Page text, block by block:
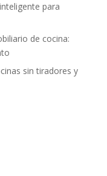
para
de cocina:
sin tiradores y